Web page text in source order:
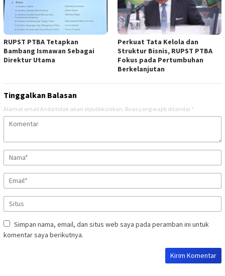
RUPST PTBA Tetapkan
Bambang Ismawan Sebagai
Direktur Utama
Perkuat Tata Kelola dan
Struktur Bisnis, RUPST PTBA
Fokus pada Pertumbuhan
Berkelanjutan
Tinggalkan Balasan
Alamat email Anda tidak akan dipublikasikan. Ruas yang wajib ditandai *
Simpan nama, email, dan situs web saya pada peramban ini untuk
komentar saya berikutnya.